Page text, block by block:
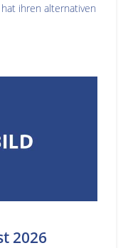
ihren alternativen
2026